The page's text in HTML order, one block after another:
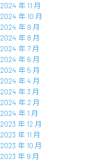
2024 年 11 月
2024 年 10 月
2024 年 9 月
2024 年 8 月
2024 年 7 月
2024 年 6 月
2024 年 5 月
2024 年 4 月
2024 年 3 月
2024 年 2 月
2024 年 1 月
2023 年 12 月
2023 年 11 月
2023 年 10 月
2023 年 9 月